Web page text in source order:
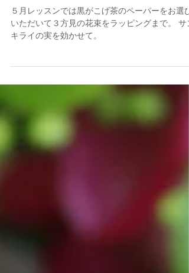
花束Lessonより
５月レッスンでは黒がこげ茶のペーパーをお選び
キライの実を効かせて。